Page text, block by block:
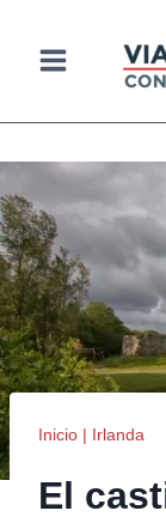
contenido
Inicio | Irlanda
El